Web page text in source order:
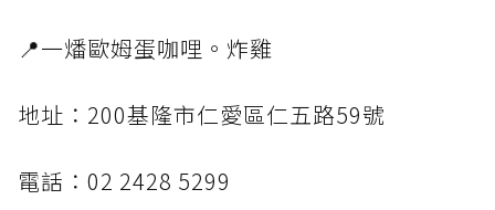
📍一燔歐姆蛋咖哩。炸雞
地址：200基隆市仁愛區仁五路59號
電話：02 2428 5299